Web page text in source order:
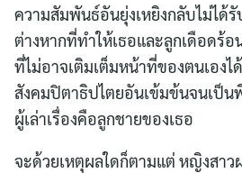
ความสัมพันธ์อันยุ่งเหยิงกลับไม่ได้รั
ต่างหากที่ทำให้เธอและลูกเดือดร้อ
ที่ไม่อาจเติมเต็มหน้าที่ของตนเองไ
สังคมปิตาธิปไตยอันเข้มข้นจนเป็น
ผู้เล่าเรื่องคือลูกชายของเธอ
จะด้วยเหตุผลใดก็ตามแต่ หญิงสา